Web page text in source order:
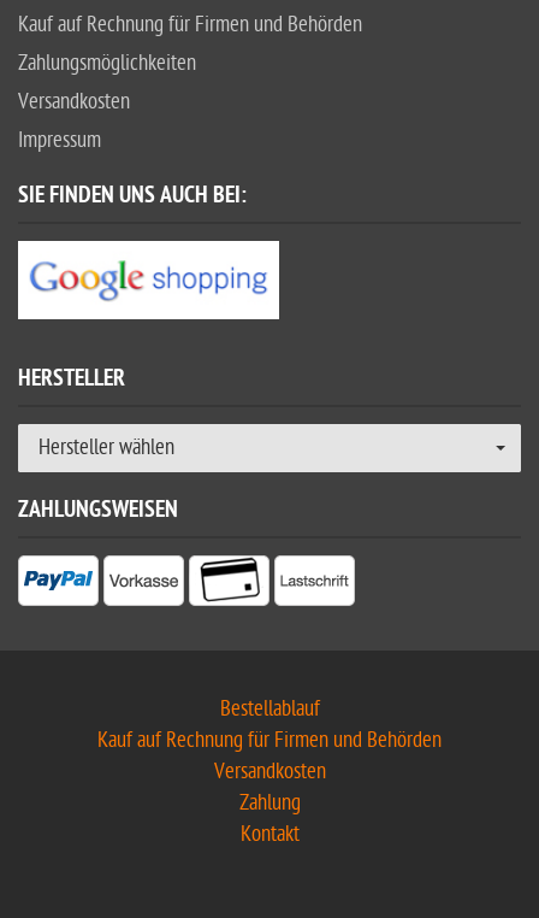
Kauf auf Rechnung für Firmen und Behörden
Zahlungsmöglichkeiten
Versandkosten
Impressum
SIE FINDEN UNS AUCH BEI:
HERSTELLER
Hersteller wählen
ZAHLUNGSWEISEN
Bestellablauf
Kauf auf Rechnung für Firmen und Behörden
Versandkosten
Zahlung
Kontakt